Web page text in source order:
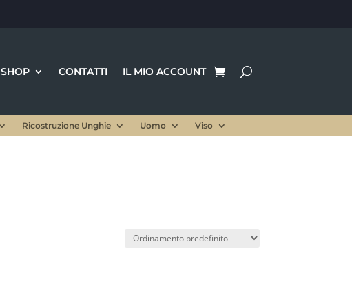
SHOP CONTATTI IL MIO ACCOUNT
Ricostruzione Unghie Uomo Viso